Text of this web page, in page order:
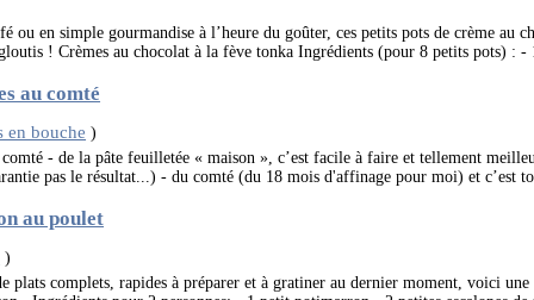
ou en simple gourmandise à l’heure du goûter, ces petits pots de crème au
! Crèmes au chocolat à la fève tonka Ingrédients (pour 8 petits pots) :
au comté
en bouche )
- de la pâte feuilletée « maison », c’est facile à faire et tellement
pas le résultat...) - du comté (du 18 mois d'affinage pour moi) et c’est
au poulet
)
plats complets, rapides à préparer et à gratiner au dernier moment, voici